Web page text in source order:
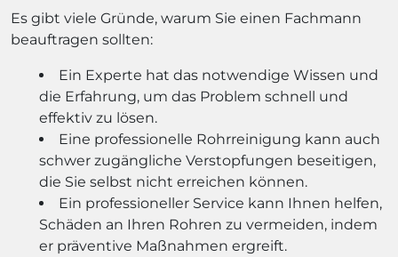
Es gibt viele Gründe, warum Sie einen Fachmann
beauftragen sollten:
Ein Experte hat das notwendige Wissen und
die Erfahrung, um das Problem schnell und
effektiv zu lösen.
Eine professionelle Rohrreinigung kann auch
schwer zugängliche Verstopfungen beseitigen,
die Sie selbst nicht erreichen können.
Ein professioneller Service kann Ihnen helfen,
Schäden an Ihren Rohren zu vermeiden, indem
er präventive Maßnahmen ergreift.